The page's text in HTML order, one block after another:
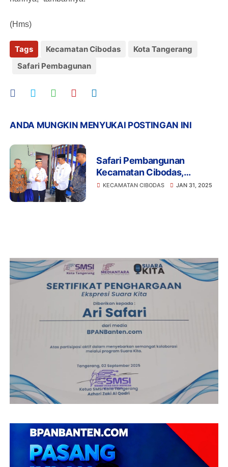
(Hms)
Tags Kecamatan Cibodas
Kota Tangerang
Safari Pembagunan
ANDA MUNGKIN MENYUKAI POSTINGAN INI
Safari Pembangunan
Kecamatan Cibodas,
Peresmian Griya Harmoni
KECAMATAN CIBODAS JAN 31, 2025